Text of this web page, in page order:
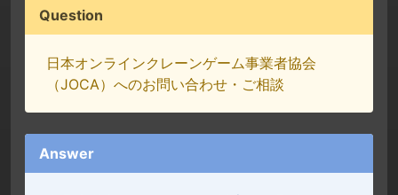
Question
日本オンラインクレーンゲーム事業者協会
（JOCA）へのお問い合わせ・ご相談
Answer